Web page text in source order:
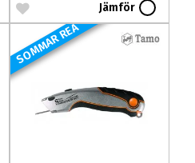
Jämför
SOMMAR REA